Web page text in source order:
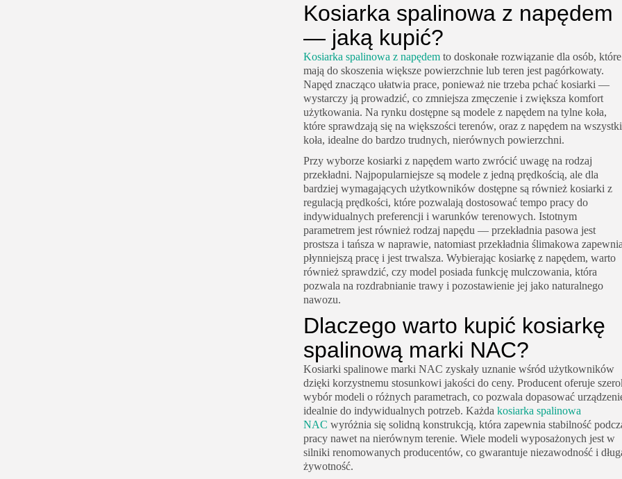
Kosiarka spalinowa z napędem
— jaką kupić?
Kosiarka spalinowa z napędem to doskonałe rozwiązanie dla osób, które
mają do skoszenia większe powierzchnie lub teren jest pagórkowaty.
Napęd znacząco ułatwia prace, ponieważ nie trzeba pchać kosiarki —
wystarczy ją prowadzić, co zmniejsza zmęczenie i zwiększa komfort
użytkowania. Na rynku dostępne są modele z napędem na tylne koła,
które sprawdzają się na większości terenów, oraz z napędem na
koła, idealne do bardzo trudnych, nierównych powierzchni.
Przy wyborze kosiarki z napędem warto zwrócić uwagę na rodzaj
przekładni. Najpopularniejsze są modele z jedną prędkością, ale dla
bardziej wymagających użytkowników dostępne są również kosiarki z
regulacją prędkości, które pozwalają dostosować tempo pracy do
indywidualnych preferencji i warunków terenowych. Istotnym
parametrem jest również rodzaj napędu — przekładnia pasowa jest
prostsza i tańsza w naprawie, natomiast przekładnia ślimakowa
płynniejszą pracę i jest trwalsza. Wybierając kosiarkę z napędem, warto
również sprawdzić, czy model posiada funkcję mulczowania, która
pozwala na rozdrabnianie trawy i pozostawienie jej jako naturalnego
nawozu.
Dlaczego warto kupić kosiarkę
spalinową marki NAC?
Kosiarki spalinowe marki NAC zyskały uznanie wśród użytkowników
dzięki korzystnemu stosunkowi jakości do ceny. Producent oferuje
wybór modeli o różnych parametrach, co pozwala dopasować
idealnie do indywidualnych potrzeb. Każda kosiarka spalinowa
NAC wyróżnia się solidną konstrukcją, która zapewnia stabilność
pracy nawet na nierównym terenie. Wiele modeli wyposażonych jest w
silniki renomowanych producentów, co gwarantuje niezawodność i
żywotność.